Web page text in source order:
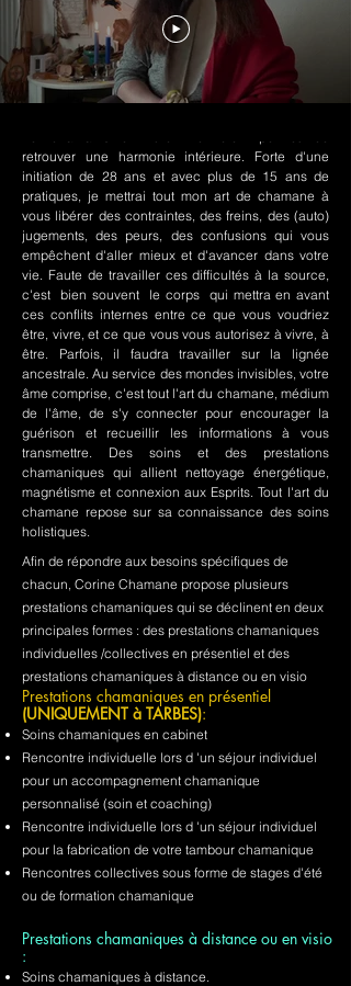
retrouver une harmonie intérieure. Forte d'une
initiation de 28 ans et avec plus de 15 ans de
pratiques, je mettrai tout mon art de chamane à
vous libérer des contraintes, des freins, des (auto)
jugements, des peurs, des confusions qui vous
empêchent d'aller mieux et d'avancer dans votre
vie. Faute de travailler ces difficultés à la source,
c'est bien souvent le corps qui mettra en avant
ces conflits internes entre ce que vous voudriez
être, vivre, et ce que vous vous autorisez à vivre, à
être. Parfois, il faudra travailler sur la lignée
ancestrale. Au service des mondes invisibles, votre
âme comprise, c'est tout l'art du chamane, médium
de l'âme, de s'y connecter pour encourager la
guérison et recueillir les informations à vous
transmettre. Des soins et des prestations
chamaniques qui allient nettoyage énergétique,
magnétisme et connexion aux Esprits. Tout l'art du
chamane repose sur sa connaissance des soins
holistiques.
Afin de répondre aux besoins spécifiques de
chacun, Corine Chamane propose plusieurs
prestations chamaniques qui se déclinent en deux
principales formes : des prestations chamaniques
individuelles /collectives en présentiel et des
prestations chamaniques à distance ou en visio
Prestations chamaniques en présentiel
(UNIQUEMENT à TARBES):
Soins chamaniques en cabinet
Rencontre individuelle lors d 'un séjour individuel
pour un accompagnement chamanique
personnalisé (soin et coaching)
Rencontre individuelle lors d 'un séjour individuel
pour la fabrication de votre tambour chamanique
Rencontres collectives sous forme de stages d'été
ou de formation chamanique
Prestations chamaniques à distance ou en visio
:
Soins chamaniques à distance.